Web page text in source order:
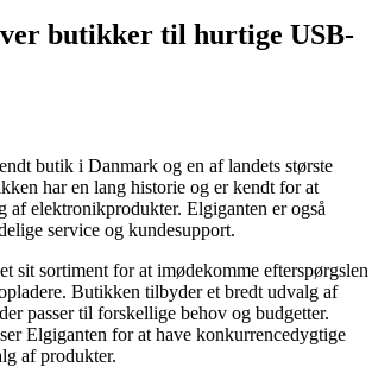
butikker til hurtige USB-
butik i Danmark og en af landets største
har en lang historie og er kendt for at
af elektronikprodukter. Elgiganten er også
service og kundesupport.
sit sortiment for at imødekomme efterspørgslen
Butikken tilbyder et bredt udvalg af
passer til forskellige behov og budgetter.
Elgiganten for at have konkurrencedygtige
af produkter.